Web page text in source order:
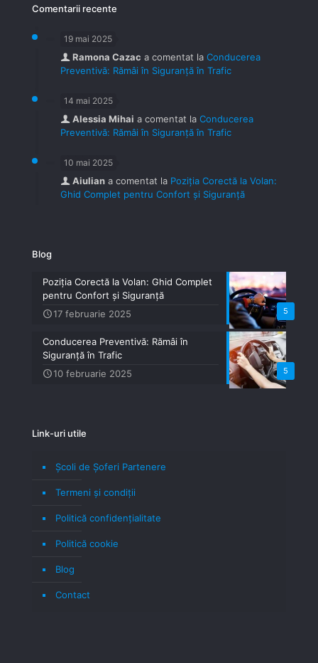
Comentarii recente
19 mai 2025
Ramona Cazac a comentat la Conducerea
Preventivă: Rămâi în Siguranță în Trafic
14 mai 2025
Alessia Mihai a comentat la Conducerea
Preventivă: Rămâi în Siguranță în Trafic
10 mai 2025
Aiulian a comentat la Poziția Corectă la Volan:
Ghid Complet pentru Confort și Siguranță
Blog
5
Poziția Corectă la Volan: Ghid Complet
pentru Confort și Siguranță
17 februarie 2025
5
Conducerea Preventivă: Rămâi în
Siguranță în Trafic
10 februarie 2025
Link-uri utile
Școli de Șoferi Partenere
Termeni şi condiţii
Politică confidenţialitate
Politică cookie
Blog
Contact